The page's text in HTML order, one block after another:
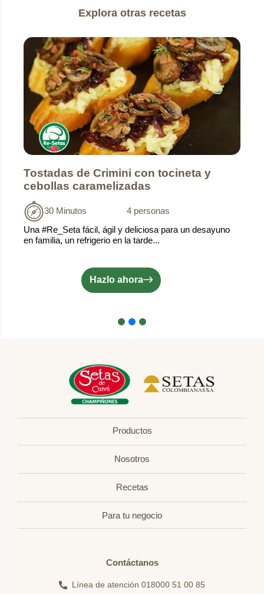
Explora otras recetas
Tostadas de Crimini con tocineta y
cebollas caramelizadas
30 Minutos
4 personas
Una #Re_Seta fácil, ágil y deliciosa para un desayuno
en familia, un refrigerio en la tarde...
Hazlo ahora
Productos
Nosotros
Recetas
Para tu negocio
Contáctanos
Línea de atención 018000 51 00 85